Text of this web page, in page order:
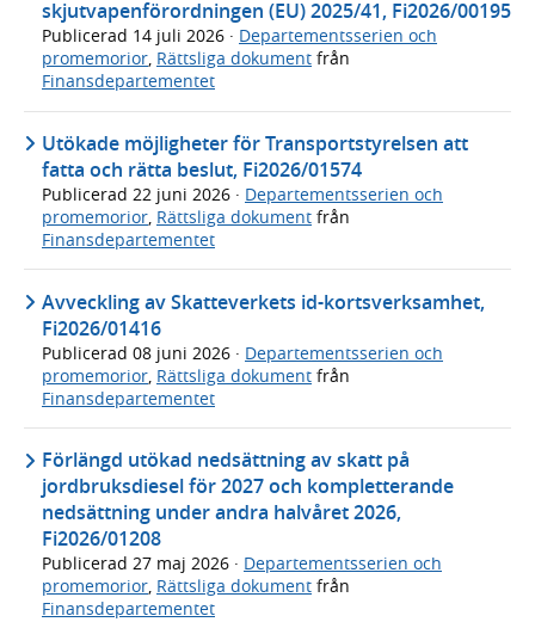
skjutvapenförordningen (EU) 2025/41, Fi2026/00195
Publicerad 14 juli 2026 · Departementsserien och
promemorior, Rättsliga dokument från
Finansdepartementet
Utökade möjligheter för Transportstyrelsen att
fatta och rätta beslut, Fi2026/01574
Publicerad 22 juni 2026 · Departementsserien och
promemorior, Rättsliga dokument från
Finansdepartementet
Avveckling av Skatteverkets id-kortsverksamhet,
Fi2026/01416
Publicerad 08 juni 2026 · Departementsserien och
promemorior Rättsliga dokument från
Finansdepartementet
Förlängd utökad nedsättning av skatt på
jordbruksdiesel för 2027 och kompletterande
nedsättning under andra halvåret 2026,
Fi2026/01208
Publicerad 27 maj 2026 · Departementsserien och
promemorior, Rättsliga dokument från
Finansdepartementet